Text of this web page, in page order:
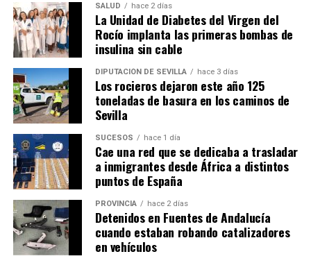
SALUD hace 2 días
La Unidad de Diabetes del Virgen del
Rocío implanta las primeras bombas de
insulina sin cable
DIPUTACIÓN DE SEVILLA hace 3 días
Los rocieros dejaron este año 125
toneladas de basura en los caminos de
Sevilla
SUCESOS hace 1 día
Cae una red que se dedicaba a trasladar
a inmigrantes desde África a distintos
puntos de España
PROVINCIA hace 2 días
Detenidos en Fuentes de Andalucía
cuando estaban robando catalizadores
en vehículos